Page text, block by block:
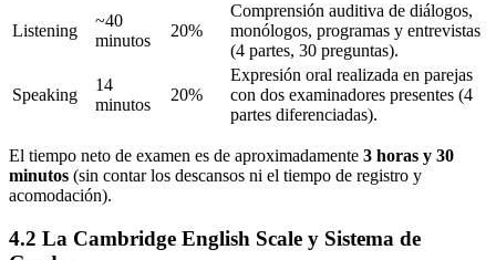
Listening
~40
minutos
20%
Comprensión auditiva de diálogos,
monólogos, programas y entrevistas
(4 partes, 30 preguntas).
Speaking
14
minutos
20%
Expresión oral realizada en parejas
con dos examinadores presentes (4
partes diferenciadas).
El tiempo neto de examen es de aproximadamente 3 horas y 30
minutos (sin contar los descansos ni el tiempo de registro y
acomodación).
4.2 La Cambridge English Scale y Sistema de